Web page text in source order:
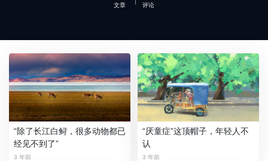
文章 评论
“除了长江白鲟，很多动物都已
经见不到了”
3 年前
“厌童症”这顶帽子，年轻人不
认
3 年前